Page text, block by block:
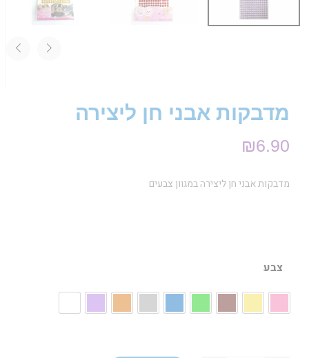
מדבקות אבני חן ליצירה
₪6.90
מדבקות אבני חן ליצירה במגוון צבעים
צבע